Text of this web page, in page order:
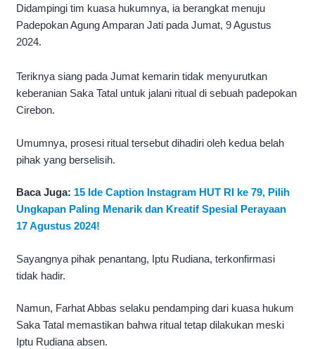
Didampingi tim kuasa hukumnya, ia berangkat menuju
Padepokan Agung Amparan Jati pada Jumat, 9 Agustus
2024.
Teriknya siang pada Jumat kemarin tidak menyurutkan
keberanian Saka Tatal untuk jalani ritual di sebuah padepokan
Cirebon.
Umumnya, prosesi ritual tersebut dihadiri oleh kedua belah
pihak yang berselisih.
Baca Juga: 15 Ide Caption Instagram HUT RI ke 79, Pilih
Ungkapan Paling Menarik dan Kreatif Spesial Perayaan
17 Agustus 2024!
Sayangnya pihak penantang, Iptu Rudiana, terkonfirmasi
tidak hadir.
Namun, Farhat Abbas selaku pendamping dari kuasa hukum
Saka Tatal memastikan bahwa ritual tetap dilakukan meski
Iptu Rudiana absen.